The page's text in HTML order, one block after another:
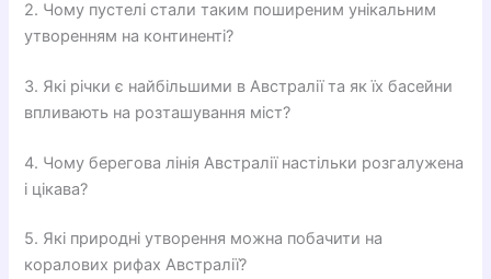
2. Чому пустелі стали таким поширеним унікальним
утворенням на континенті?
3. Які річки є найбільшими в Австралії та як їх басейни
впливають на розташування міст?
4. Чому берегова лінія Австралії настільки розгалужена
і цікава?
5. Які природні утворення можна побачити на
коралових рифах Австралії?